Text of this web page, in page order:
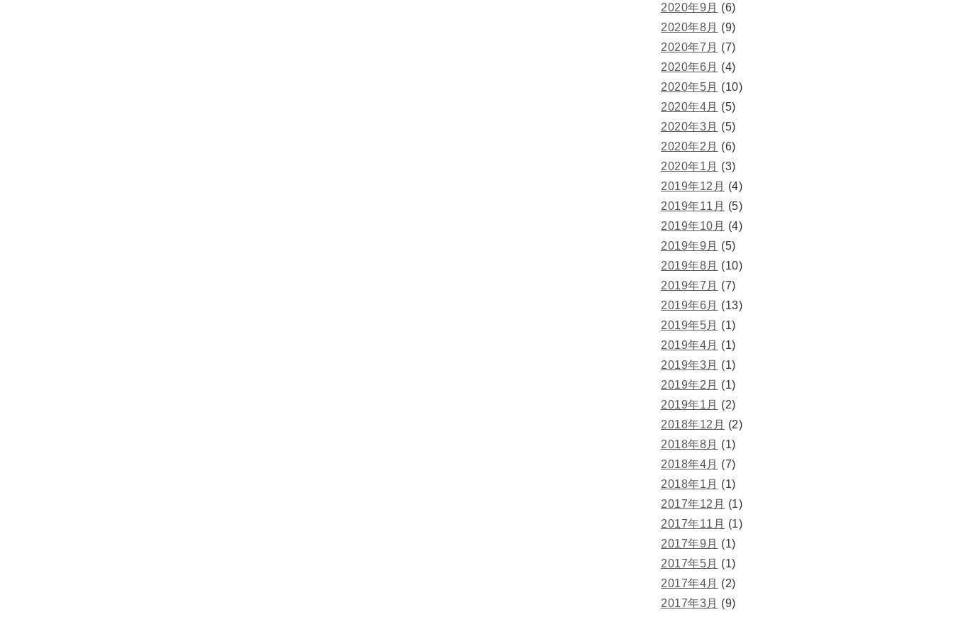
2020年9月 (6)
2020年8月 (9)
2020年7月 (7)
2020年6月 (4)
2020年5月 (10)
2020年4月 (5)
2020年3月 (5)
2020年2月 (6)
2020年1月 (3)
2019年12月 (4)
2019年11月 (5)
2019年10月 (4)
2019年9月 (5)
2019年8月 (10)
2019年7月 (7)
2019年6月 (13)
2019年5月 (1)
2019年4月 (1)
2019年3月 (1)
2019年2月 (1)
2019年1月 (2)
2018年12月 (2)
2018年8月 (1)
2018年4月 (7)
2018年1月 (1)
2017年12月 (1)
2017年11月 (1)
2017年9月 (1)
2017年5月 (1)
2017年4月 (2)
2017年3月 (9)